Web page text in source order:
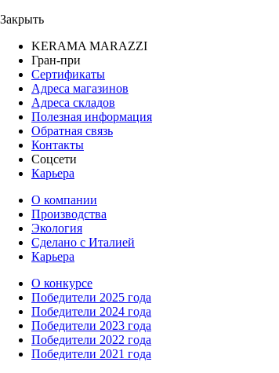
Закрыть
KERAMA MARAZZI
Гран-при
Сертификаты
Адреса магазинов
Адреса складов
Полезная информация
Обратная связь
Контакты
Соцсети
Карьера
О компании
Производства
Экология
Сделано с Италией
Карьера
О конкурсе
Победители 2025 года
Победители 2024 года
Победители 2023 года
Победители 2022 года
Победители 2021 года